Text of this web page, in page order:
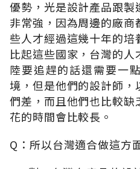
優勢，光是設計產品跟
非常強，因為周邊的廠
些人才經過這幾十年的培
比起這些國家，台灣的
陸要追趕的話還需要一
境，但是他們的設計師
們差，而且他們也比較缺
花的時間會比較長。
Q：所以台灣適合做這方